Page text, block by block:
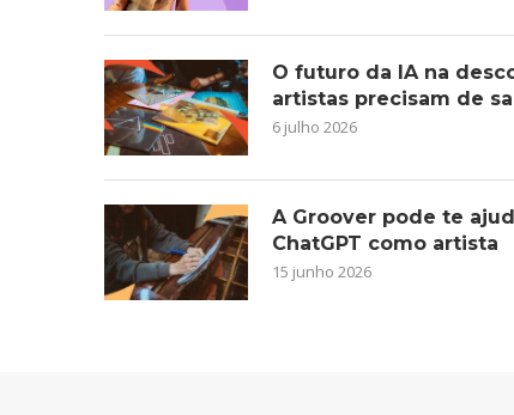
O futuro da IA na
artistas precisam de
6 julho 2026
A Groover pode te
ChatGPT como artista
15 junho 2026